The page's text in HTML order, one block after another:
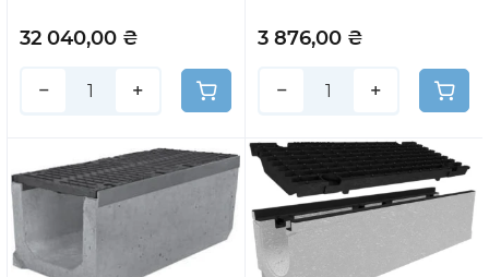
чавунною кл. E
(комплект)
32 040,00 ₴
− +
3 876,00 ₴
− +